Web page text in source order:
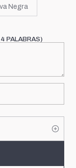
Negra
PALABRAS)